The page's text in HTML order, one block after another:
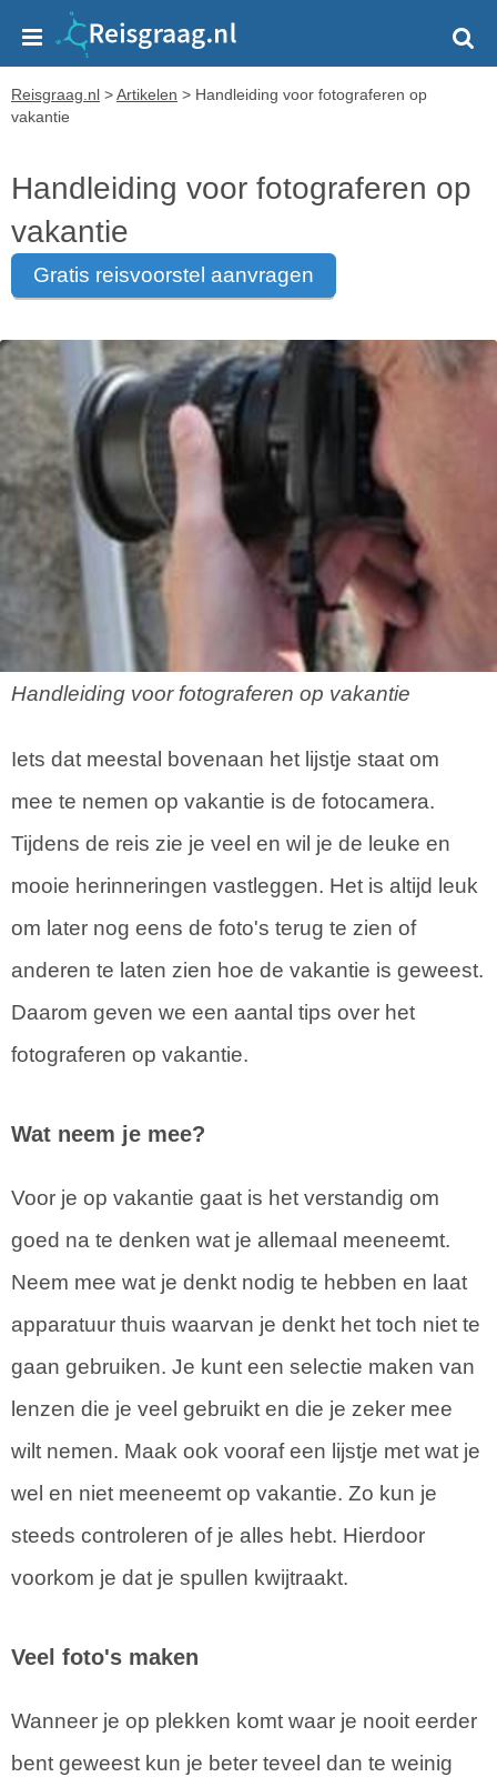
Reisgraag.nl >Artikelen > Handleiding voor fotograferen op
vakantie
Handleiding voor fotograferen op
vakantie
gratis reisvoorstel aanvragen
Handleiding voor fotograferen op vakantie
Iets dat meestal bovenaan het lijstje staat om
mee te nemen op vakantie is de fotocamera.
Tijdens de reis zie je veel en wil je de leuke en
mooie herinneringen vastleggen. Het is altijd leuk
om later nog eens de foto's terug te zien of
anderen te laten zien hoe de vakantie is geweest.
Daarom geven we een aantal tips over het
fotograferen op vakantie.
Wat neem je mee?
Voor je op vakantie gaat is het verstandig om
goed na te denken wat je allemaal meeneemt.
Neem mee wat je denkt nodig te hebben en laat
apparatuur thuis waarvan je denkt het toch niet te
gaan gebruiken. Je kunt een selectie maken van
lenzen die je veel gebruikt en die je zeker mee
wilt nemen. Maak ook vooraf een lijstje met wat je
wel en niet meeneemt op vakantie. Zo kun je
steeds controleren of je alles hebt. Hierdoor
voorkom je dat je spullen kwijtraakt.
Veel foto's maken
Wanneer je op plekken komt waar je nooit eerder
bent geweest kun je beter teveel dan te weinig